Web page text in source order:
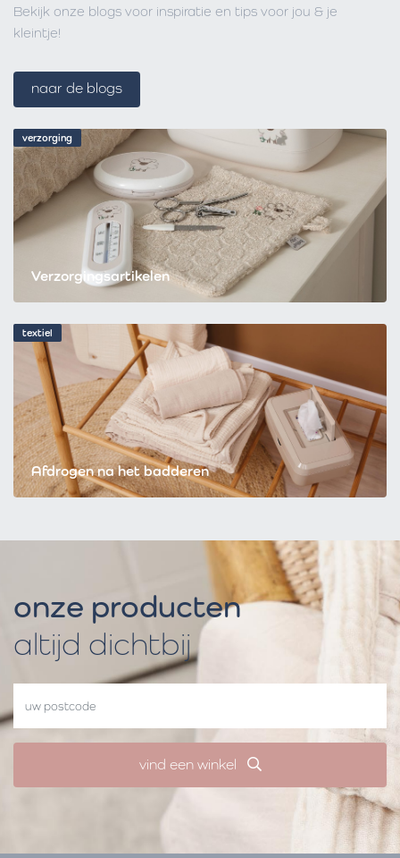
verzorging
Verzorgingsartikelen
textiel
Afdrogen na het badderen
Bekijk onze blogs voor inspiratie en tips voor jou & je
kleintje!
naar de blogs
onze producten
altijd dichtbij
vind een winkel